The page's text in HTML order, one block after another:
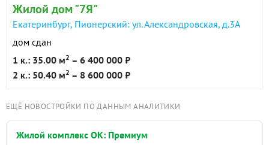
Жилой дом "7Я"
Екатеринбург, Пионерский: ул. Александровская, д.3А
дом сдан
1 к.: 35.00 м2 – 6 400 000 ₽
2 к.: 50.40 м2 – 8 600 000 ₽
ЕЩЁ НОВОСТРОЙКИ ПО ДАННЫМ АНАЛИТИКИ
Жилой комплекс ОК: Премиум